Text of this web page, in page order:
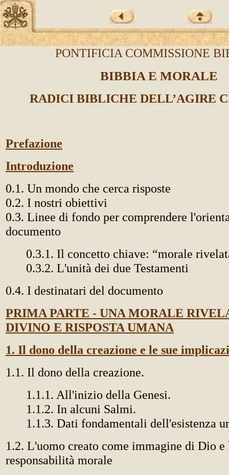
PONTIFICIA COMMISSIONE
BIBBIA E MORALE
RADICI BIBLICHE DELL’AGIRE
Prefazione
Introduzione
0.1. Un mondo che cerca risposte
0.2. I nostri obiettivi
0.3. Linee di fondo per comprendere
documento
0.3.1. Il concetto chiave: “morale
0.3.2. L'unità dei due Testamenti
0.4. I destinatari del documento
PRIMA PARTE - UNA MORALE
DIVINO E RISPOSTA UMANA
1. Il dono della creazione e le sue
1.1. Il dono della creazione.
1.1.1. All'inizio della Genesi.
1.1.2. In alcuni Salmi.
1.1.3. Dati fondamentali dell'esistenza
1.2. L'uomo creato come immagine di Dio e
responsabilità morale